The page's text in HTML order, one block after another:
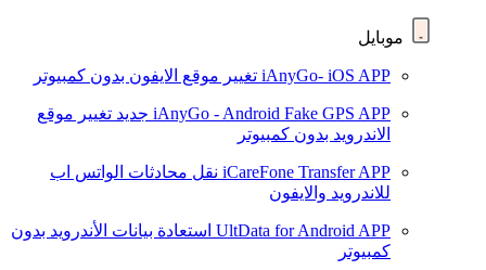
موبايل
iAnyGo- iOS APP تغيير موقع الايفون بدون كمبيوتر
iAnyGo - Android Fake GPS APP جديد تغيير موقع
الاندرويد بدون كمبيوتر
iCareFone Transfer APP نقل محادثات الواتس اب
للاندرويد والايفون
UltData for Android APP استعادة بيانات الأندرويد بدون
كمبيوتر